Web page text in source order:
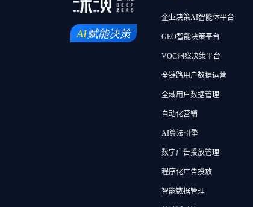
企业决策AI智能体平台
GEO智能决策平台
VOC洞察决策平台
全链路用户数据运营
全域用户数据管理
自动化营销
AI算法引擎
数字广告投放管理
程序化广告投放
智能数据管理